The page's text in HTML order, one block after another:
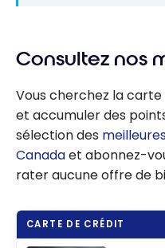
Consultez nos
Vous cherchez la
et accumuler des
sélection des
Canadaet abonnez-
rater aucune offre de
CARTE DE CRÉDIT